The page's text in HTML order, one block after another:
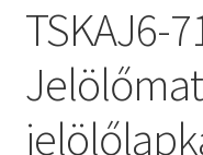
TSKAJ6-